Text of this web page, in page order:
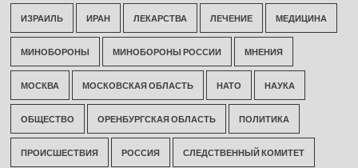
ИЗРАИЛЬ ИРАН ЛЕКАРСТВА ЛЕЧЕНИЕ МЕДИЦИНА
МИНОБОРОНЫ МИНОБОРОНЫ РОССИИ МНЕНИЯ
МОСКВА МОСКОВСКАЯ ОБЛАСТЬ НАТО НАУКА
ОБЩЕСТВО ОРЕНБУРГСКАЯ ОБЛАСТЬ ПОЛИТИКА
ПРОИСШЕСТВИЯ РОССИЯ СЛЕДСТВЕННЫЙ КОМИТЕТ